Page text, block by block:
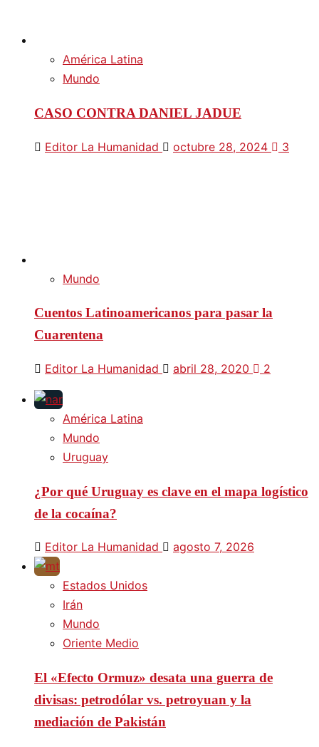
América Latina
Mundo
CASO CONTRA DANIEL JADUE
Editor La Humanidad octubre 28, 2024 3
Mundo
Cuentos Latinoamericanos para pasar la
Cuarentena
Editor La Humanidad abril 28, 2020 2
América Latina
Mundo
Uruguay
¿Por qué Uruguay es clave en el mapa logístico
de la cocaína?
Editor La Humanidad agosto 7, 2026
Estados Unidos
Irán
Mundo
Oriente Medio
El «Efecto Ormuz» desata una guerra de
divisas: petrodólar vs. petroyuan y la
mediación de Pakistán